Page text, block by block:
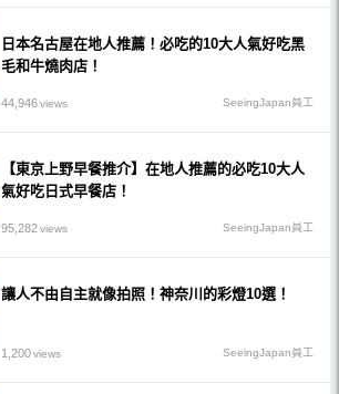
日本名古屋在地人推薦！必吃的10大人氣好吃黑
毛和牛燒肉店！
44,946views SeeingJapan員工
【東京上野早餐推介】在地人推薦的必吃10大人
氣好吃日式早餐店！
95,282views SeeingJapan員工
讓人不由自主就像拍照！神奈川的彩燈10選！
1,200views SeeingJapan員工